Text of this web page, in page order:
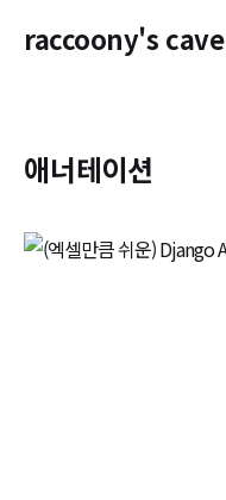
raccoony's cave
애너테이션